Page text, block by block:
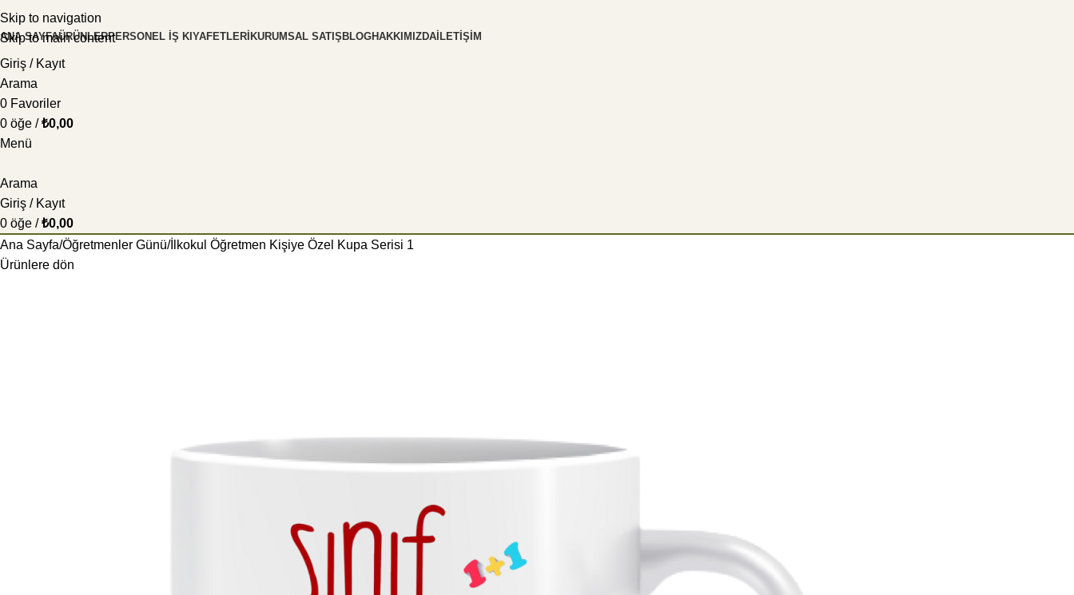
Skip to navigation
Skip to main content
ANA SAYFAÜRÜNLERPERSONEL İŞ KIYAFETLERI KURUMSAL SATIŞ BLOGHAKKIMIZDA İLETIŞIM
Giriş / Kayıt
Arama
0 Favoriler
0 öğe / ₺0,00
Menü
Arama
Giriş / Kayıt
0 öğe / ₺0,00
Ana Sayfa Öğretmenler Günü İlkokul Öğretmen Kişiye Özel Kupa Serisi 1
Ürünlere dön